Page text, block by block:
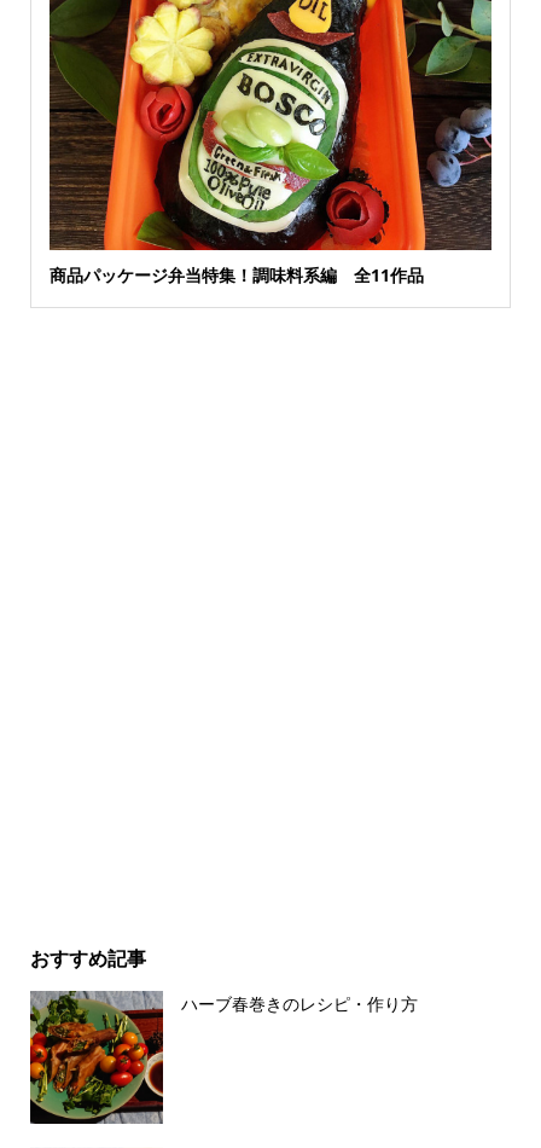
商品パッケージ弁当特集！調味料系編 全11作品
おすすめ記事
ハーブ春巻きのレシピ・作り方